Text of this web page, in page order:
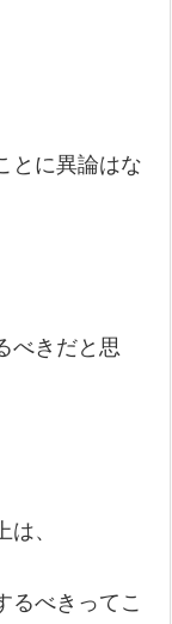
とに異論はな
べきだと思
、
るべきってこ